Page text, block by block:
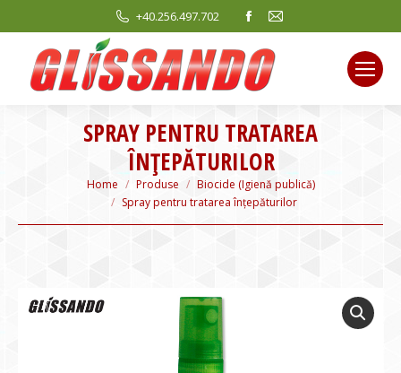
+40.256.497.702
Facebook
opens
in
new
window
Mail
new
window
SPRAY PENTRU TRATAREA
ÎNȚEPĂTURILOR
You are here:Home Produse
Biocide (Igienă publică)
Spray pentru tratarea înțepăturilor